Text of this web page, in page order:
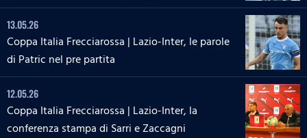
13.05.26
Coppa Italia Frecciarossa | Lazio-Inter, le parole
di Patric nel pre partita
12.05.26
Coppa Italia Frecciarossa | Lazio-Inter, la
conferenza stampa di Sarri e Zaccagni